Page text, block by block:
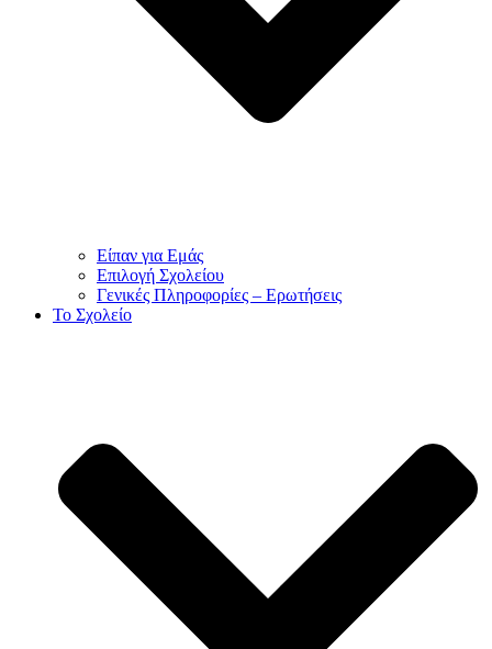
Είπαν για Εμάς
Επιλογή Σχολείου
Γενικές Πληροφορίες – Ερωτήσεις
To Σχολείο